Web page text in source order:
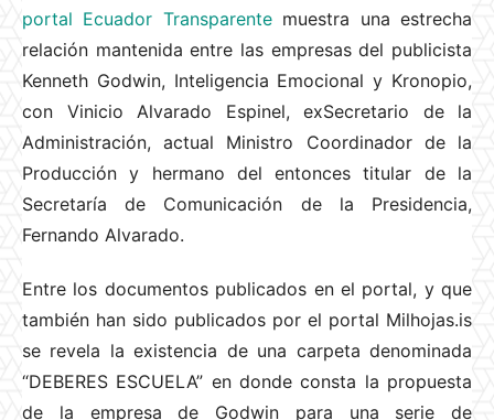
portal Ecuador Transparentemuestra una estrecha
relación mantenida entre las empresas del publicista
Kenneth Godwin, Inteligencia Emocional y Kronopio,
con Vinicio Alvarado Espinel, exSecretario de la
Administración, actual Ministro Coordinador de la
Producción y hermano del entonces titular de la
Secretaría de Comunicación de la Presidencia,
Fernando Alvarado.
Entre los documentos publicados en el portal, y que
también han sido publicados por el portal Milhojas.is
se revela la existencia de una carpeta denominada
“DEBERES ESCUELA” en donde consta la propuesta
de la empresa de Godwin para una serie de